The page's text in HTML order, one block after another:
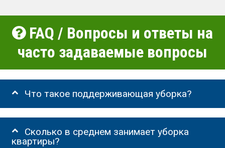
FAQ / Вопросы и ответы на
часто задаваемые вопросы
Что такое поддерживающая уборка?
Сколько в среднем занимает уборка
квартиры?